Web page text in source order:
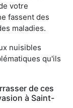
votre
fassent des
maladies.
nuisibles
qu'ils
de ces
à Saint-